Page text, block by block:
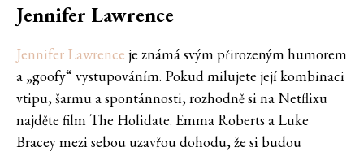
Jennifer Lawrence
Jennifer Lawrence je známá svým přirozeným humorem
a „goofy“ vystupováním. Pokud milujete její kombinaci
vtipu, šarmu a spontánnosti, rozhodně si na Netflixu
najděte film The Holidate. Emma Roberts a Luke
Bracey mezi sebou uzavřou dohodu, že si budou